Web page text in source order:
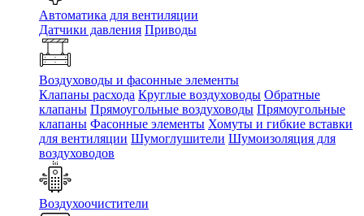
Автоматика для вентиляции
Датчики давления Приводы
Воздуховоды и фасонные элементы
Клапаны расхода Круглые воздуховоды Обратные
клапаны Прямоугольные воздуховоды Прямоугольные
клапаны Фасонные элементы Хомуты и гибкие вставки
для вентиляции Шумоглушители Шумоизоляция для
воздуховодов
Воздухоочистители